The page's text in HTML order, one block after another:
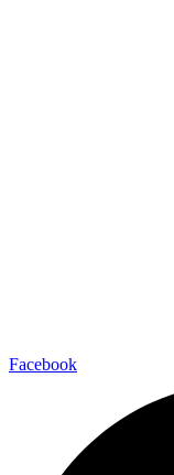
Facebook